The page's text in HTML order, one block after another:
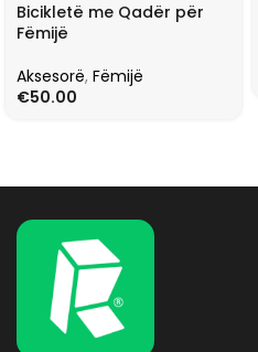
Bicikletë me Qadër për
Fëmijë
Aksesorë, Fëmijë
€50.00